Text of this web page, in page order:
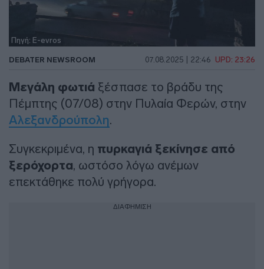
Πηγή: E-evros
DEBATER NEWSROOM 07.08.2025 | 22:46 UPD: 23:26
Μεγάλη φωτιά ξέσπασε το βράδυ της
Πέμπτης (07/08) στην Πυλαία Φερών, στην
Αλεξανδρούπολη.
Συγκεκριμένα, η πυρκαγιά ξεκίνησε από
ξερόχορτα, ωστόσο λόγω ανέμων
επεκτάθηκε πολύ γρήγορα.
ΔΙΑΦΗΜΙΣΗ